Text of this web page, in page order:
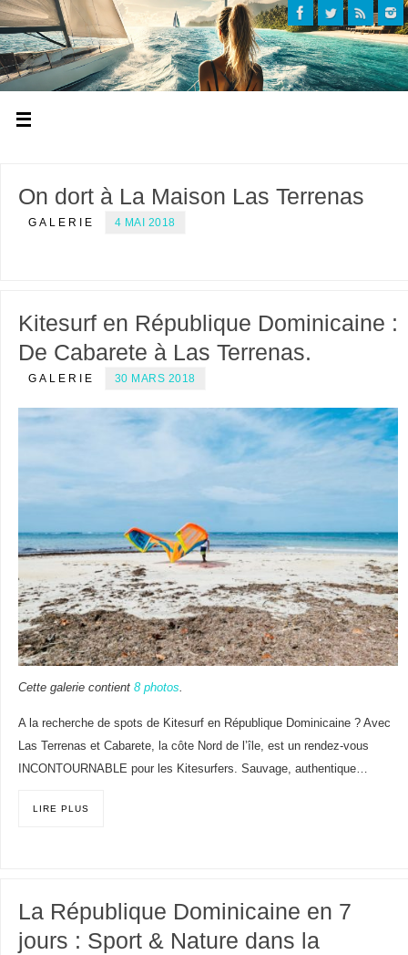
On dort à La Maison Las Terrenas
GALERIE 4 MAI 2018
Kitesurf en République Dominicaine :
De Cabarete à Las Terrenas.
GALERIE 30 MARS 2018
Cette galerie contient 8 photos.
A la recherche de spots de Kitesurf en République Dominicaine ? Avec
Las Terrenas et Cabarete, la côte Nord de l’île, est un rendez-vous
INCONTOURNABLE pour les Kitesurfers. Sauvage, authentique…
LIRE PLUS
La République Dominicaine en 7
jours : Sport & Nature dans la